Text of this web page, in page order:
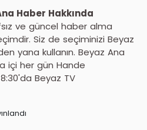
Haber Hakkında
ve güncel haber alma
Siz de seçiminizi Beyaz
yana kullanın. Beyaz Ana
içi her gün Hande
Beyaz TV